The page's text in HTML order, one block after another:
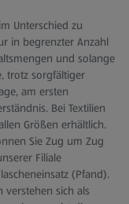
Unterschied zu
in begrenzter Anzahl
und solange
trotz sorgfältiger
am ersten
Bei Textilien
Größen erhältlich.
Sie Zug um Zug
Filiale
(Pfand).
verstehen sich als